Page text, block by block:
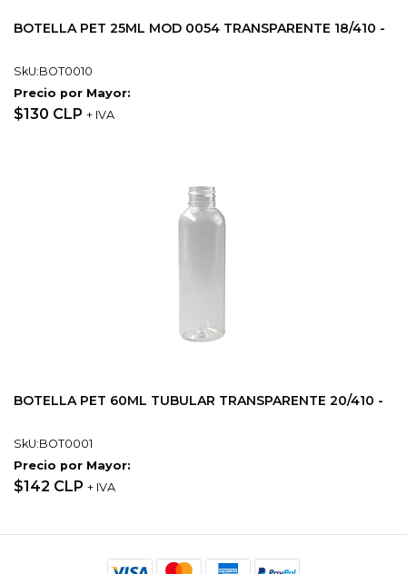
BOTELLA PET 25ML MOD 0054 TRANSPARENTE 18/410 -
SkU:BOT0010
Precio por Mayor:
$130 CLP + IVA
BOTELLA PET 60ML TUBULAR TRANSPARENTE 20/410 -
SkU:BOT0001
Precio por Mayor:
$142 CLP + IVA